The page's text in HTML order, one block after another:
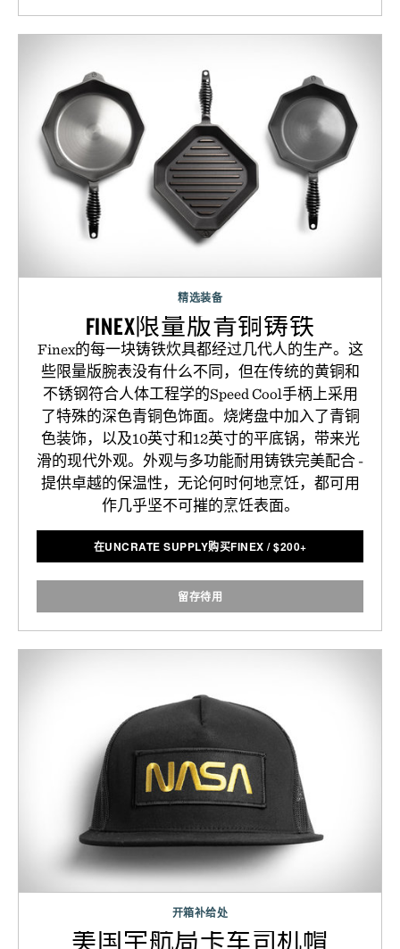
精选装备
FINEX限量版青铜铸铁
Finex的每一块铸铁炊具都经过几代人的生产。这
些限量版腕表没有什么不同，但在传统的黄铜和
不锈钢符合人体工程学的Speed Cool手柄上采用
了特殊的深色青铜色饰面。烧烤盘中加入了青铜
色装饰，以及10英寸和12英寸的平底锅，带来光
滑的现代外观。外观与多功能耐用铸铁完美配合 -
提供卓越的保温性，无论何时何地烹饪，都可用
作几乎坚不可摧的烹饪表面。
在UNCRATE SUPPLY购买FINEX /$200+
留存待用
开箱补给处
美国宇航局卡车司机帽